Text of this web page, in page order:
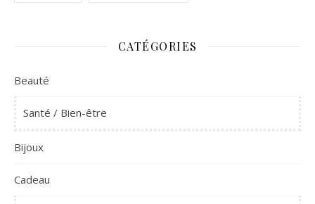
CATÉGORIES
Beauté
Santé / Bien-être
Bijoux
Cadeau